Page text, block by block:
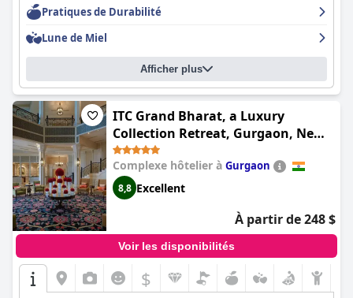
Pratiques de Durabilité
Lune de Miel
Afficher plus
ITC Grand Bharat, a Luxury
Collection Retreat, Gurgaon, New
Delhi Capital Region
Complexe hôtelier à Gurgaon
8,8 Excellent
À partir de 248 $
Voir les disponibilités
$